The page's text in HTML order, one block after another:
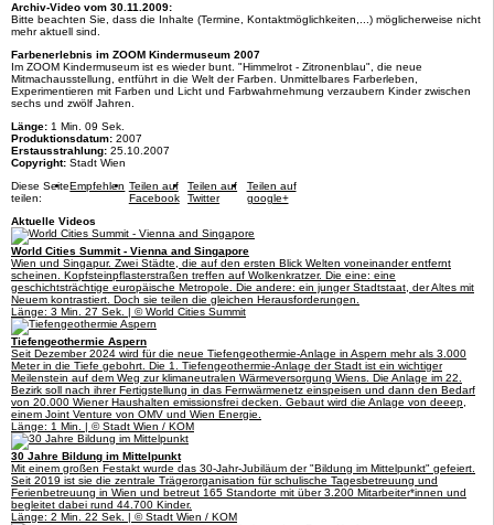
Archiv-Video vom 30.11.2009:
Bitte beachten Sie, dass die Inhalte (Termine, Kontaktmöglichkeiten,...) möglicherweise nicht
mehr aktuell sind.
Farbenerlebnis im ZOOM Kindermuseum 2007
Im ZOOM Kindermuseum ist es wieder bunt. "Himmelrot - Zitronenblau", die neue
Mitmachausstellung, entführt in die Welt der Farben. Unmittelbares Farberleben,
Experimentieren mit Farben und Licht und Farbwahrnehmung verzaubern Kinder zwischen
sechs und zwölf Jahren.
Länge: 1 Min. 09 Sek.
Produktionsdatum: 2007
Erstausstrahlung: 25.10.2007
Copyright: Stadt Wien
Diese Seite
teilen:
Empfehlen Teilen auf
Facebook
Teilen auf
Twitter
Teilen auf
google+
Aktuelle Videos
World Cities Summit - Vienna and Singapore
Wien und Singapur. Zwei Städte, die auf den ersten Blick Welten voneinander entfernt
scheinen. Kopfsteinpflasterstraßen treffen auf Wolkenkratzer. Die eine: eine
geschichtsträchtige europäische Metropole. Die andere: ein junger Stadtstaat, der Altes mit
Neuem kontrastiert. Doch sie teilen die gleichen Herausforderungen.
Länge: 3 Min. 27 Sek. | © World Cities Summit
Tiefengeothermie Aspern
Seit Dezember 2024 wird für die neue Tiefengeothermie-Anlage in Aspern mehr als 3.000
Meter in die Tiefe gebohrt. Die 1. Tiefengeothermie-Anlage der Stadt ist ein wichtiger
Meilenstein auf dem Weg zur klimaneutralen Wärmeversorgung Wiens. Die Anlage im 22.
Bezirk soll nach ihrer Fertigstellung in das Fernwärmenetz einspeisen und dann den Bedarf
von 20.000 Wiener Haushalten emissionsfrei decken. Gebaut wird die Anlage von deeep,
einem Joint Venture von OMV und Wien Energie.
Länge: 1 Min. | © Stadt Wien / KOM
30 Jahre Bildung im Mittelpunkt
Mit einem großen Festakt wurde das 30-Jahr-Jubiläum der "Bildung im Mittelpunkt" gefeiert.
Seit 2019 ist sie die zentrale Trägerorganisation für schulische Tagesbetreuung und
Ferienbetreuung in Wien und betreut 165 Standorte mit über 3.200 Mitarbeiter*innen und
begleitet dabei rund 44.700 Kinder.
Länge: 2 Min. 22 Sek. | © Stadt Wien / KOM